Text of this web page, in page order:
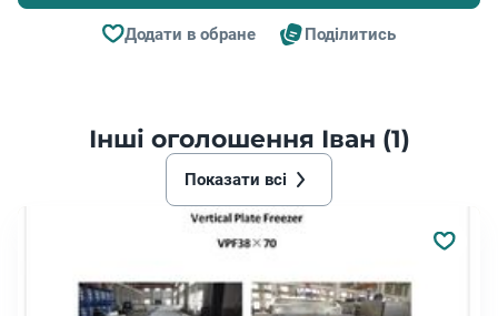
Додати в обране Поділитись
Інші оголошення Іван (1)
Показати всі